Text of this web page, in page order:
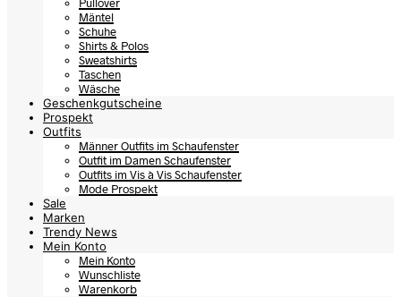
Mäntel
Schuhe
Shirts & Polos
Sweatshirts
Taschen
Wäsche
Geschenkgutscheine
Prospekt
Outfits
Männer Outfits im Schaufenster
Outfit im Damen Schaufenster
Outfits im Vis à Vis Schaufenster
Mode Prospekt
Sale
Marken
Trendy News
Mein Konto
Mein Konto
Wunschliste
Warenkorb